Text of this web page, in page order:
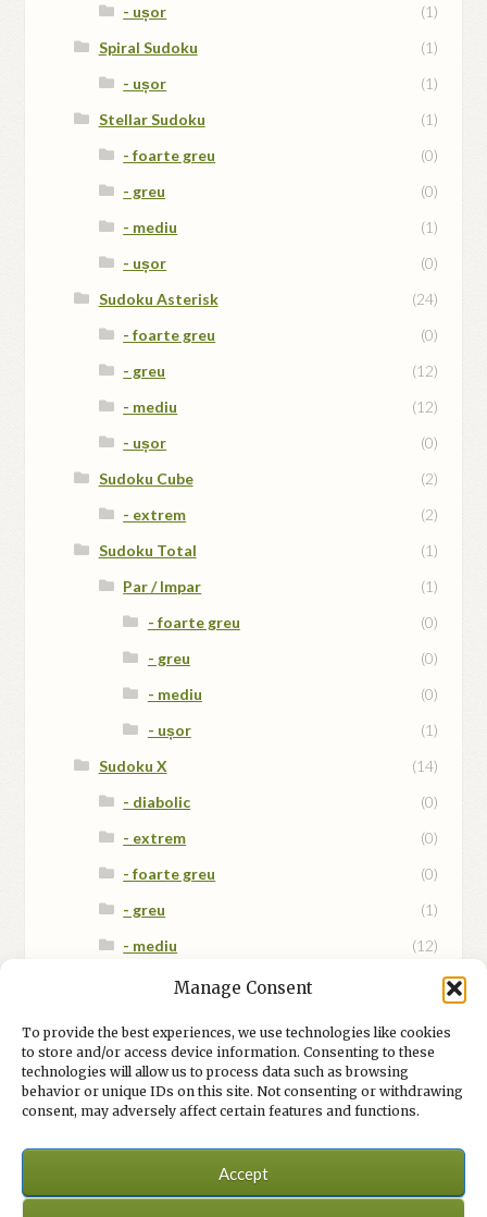
Manage Consent
To provide the best experiences, we use technologies like cookies
to store and/or access device information. Consenting to these
technologies will allow us to process data such as browsing
behavior or unique IDs on this site. Not consenting or withdrawing
consent, may adversely affect certain features and functions.
Accept
- ușor
(1)
Spiral Sudoku
(1)
- ușor
(1)
Stellar Sudoku
(1)
- foarte greu
(0)
- greu
(0)
- mediu
(1)
- ușor
(0)
Sudoku Asterisk
(24)
- foarte greu
(0)
- greu
(12)
- mediu
(12)
- ușor
(0)
Sudoku Cube
(2)
- extrem
(2)
Sudoku Total
(1)
Par / Impar
(1)
- foarte greu
(0)
- greu
(0)
- mediu
(0)
- ușor
(1)
Sudoku X
(14)
- diabolic
(0)
- extrem
(0)
- foarte greu
(0)
- greu
(1)
- mediu
(12)